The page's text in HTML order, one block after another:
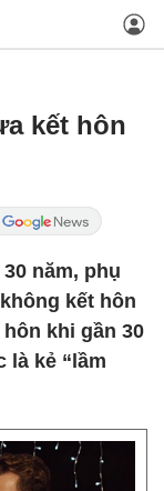
kết hôn
năm, phụ
kết hôn
khi gần 30
là kẻ “lầm